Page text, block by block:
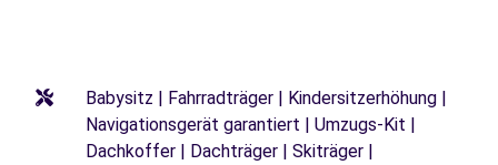
Babysitz | Fahrradträger | Kindersitzerhöhung |
Navigationsgerät garantiert | Umzugs-Kit |
Dachkoffer | Dachträger | Skiträger |